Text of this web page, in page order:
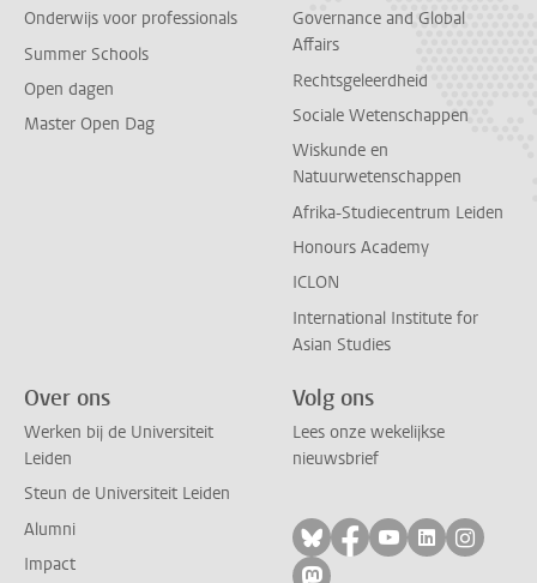
Onderwijs voor professionals
Summer Schools
Open dagen
Master Open Dag
Governance and Global
Affairs
Rechtsgeleerdheid
Sociale Wetenschappen
Wiskunde en
Natuurwetenschappen
Afrika-Studiecentrum Leiden
Honours Academy
ICLON
International Institute for
Asian Studies
Over ons
Werken bij de Universiteit
Leiden
Steun de Universiteit Leiden
Alumni
Impact
Volg ons
Lees onze wekelijkse
nieuwsbrief
Volg ons op bluesky
Volg ons op
Volg ons op
Volg ons
Volg
Volg ons op mastodon